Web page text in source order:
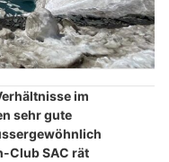
im
sehr gute
Club SAC rät